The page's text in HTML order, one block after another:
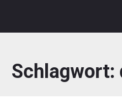
Schlagwort: